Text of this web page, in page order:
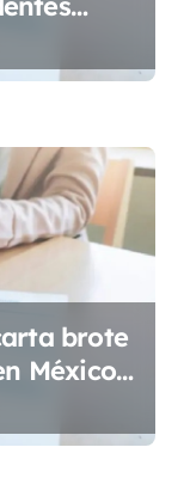
en
brote
México